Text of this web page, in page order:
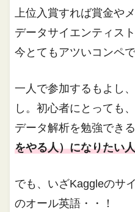
上位入賞すれば賞金や
データサイエンティス
今とてもアツいコンペで
一人で参加するもよし
し。初心者にとっても
データ解析を勉強でき
をやる人）になりたい
でも、いざKaggleのサ
のオール英語・・！